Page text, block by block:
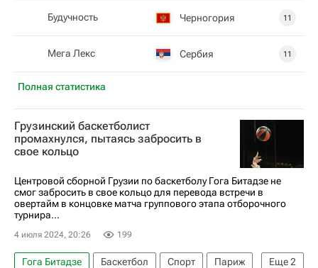
Полная статистика
Будучность Черногория 11
Мега Лекс Сербия 11
Грузинский баскетболист
промахнулся, пытаясь забросить в
свое кольцо
Центровой сборной Грузии по баскетболу Гога Битадзе не
смог забросить в свое кольцо для перевода встречи в
овертайм в концовке матча группового этапа отборочного
турнира...
4 июля 2024, 20:26 199
Еще2
Гога Битадзе Баскетбол Спорт
Париж